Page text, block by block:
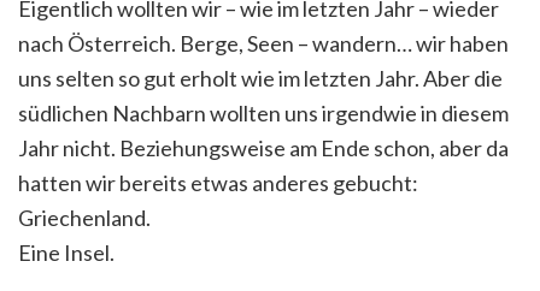
Eigentlich wollten wir – wie im letzten Jahr – wieder
nach Österreich. Berge, Seen – wandern… wir haben
uns selten so gut erholt wie im letzten Jahr. Aber die
südlichen Nachbarn wollten uns irgendwie in diesem
Jahr nicht. Beziehungsweise am Ende schon, aber da
hatten wir bereits etwas anderes gebucht:
Griechenland.
Eine Insel.